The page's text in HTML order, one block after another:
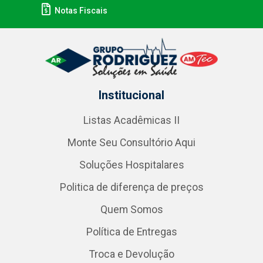
Notas Fiscais
Institucional
Listas Acadêmicas II
Monte Seu Consultório Aqui
Soluções Hospitalares
Politica de diferença de preços
Quem Somos
Política de Entregas
Troca e Devolução